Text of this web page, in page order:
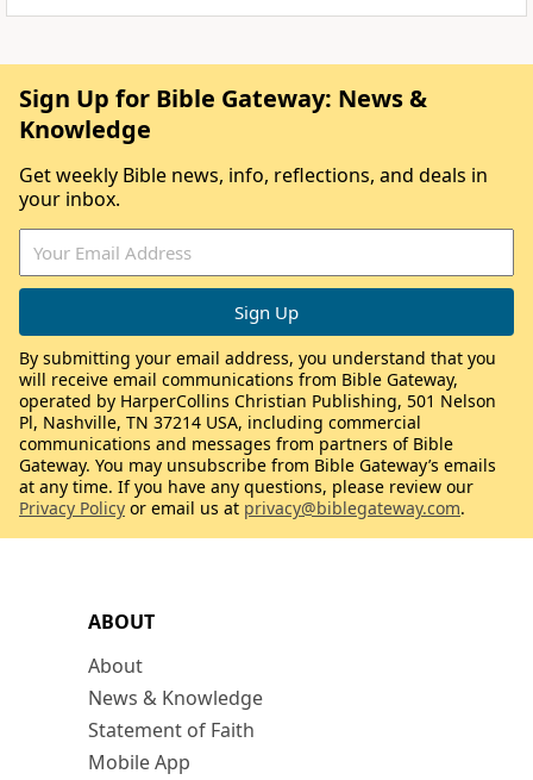
ABOUT
About
News & Knowledge
Statement of Faith
Mobile App
Sign Up for Bible Gateway: News &
Knowledge
Get weekly Bible news, info, reflections, and deals in
your inbox.
By submitting your email address, you understand that you
will receive email communications from Bible Gateway,
operated by HarperCollins Christian Publishing, 501 Nelson
Pl, Nashville, TN 37214 USA, including commercial
communications and messages from partners of Bible
Gateway. You may unsubscribe from Bible Gateway’s emails
at any time. If you have any questions, please review our
Privacy Policy or email us at privacy@biblegateway.com.